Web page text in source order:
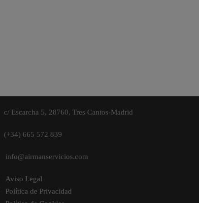
c/ Escarcha 5, 28760, Tres Cantos-Madrid
(+34) 665 572 839
info@airmanservicios.com
Aviso Legal
Política de Privacidad